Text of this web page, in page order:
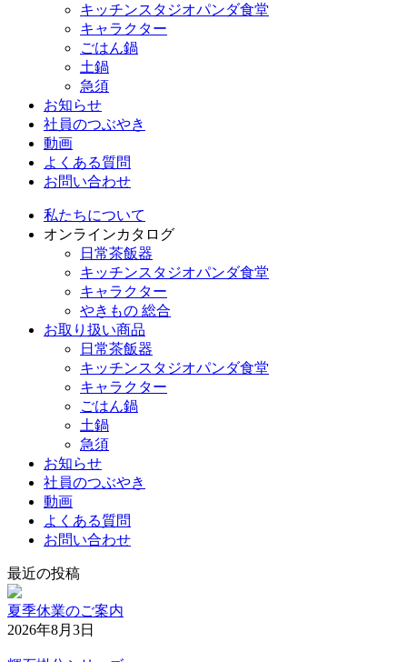
キッチンスタジオパンダ食堂
キャラクター
ごはん鍋
土鍋
急須
お知らせ
社員のつぶやき
動画
よくある質問
お問い合わせ
私たちについて
オンラインカタログ
日常茶飯器
キッチンスタジオパンダ食堂
キャラクター
やきもの 総合
お取り扱い商品
日常茶飯器
キッチンスタジオパンダ食堂
キャラクター
ごはん鍋
土鍋
急須
お知らせ
社員のつぶやき
動画
よくある質問
お問い合わせ
最近の投稿
夏季休業のご案内
2026年8月3日